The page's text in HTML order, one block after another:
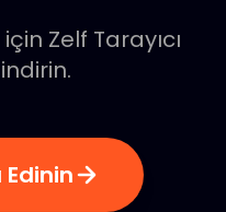
Zelf Tarayıcı
indirin.
Edinin